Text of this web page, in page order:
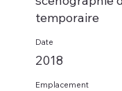
temporaire
Date
2018
Emplacement